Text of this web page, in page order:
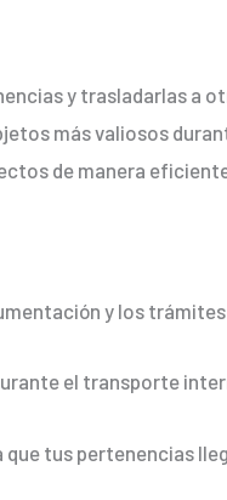
y trasladarlas a
más valiosos
de manera
y los
el transporte
tus pertenencias